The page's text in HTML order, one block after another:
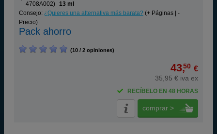
4708A002) 13 ml
Consejo: ¿Quieres una alternativa más barata? (+ Páginas | -
Precio)
Pack ahorro
(10 / 2 opiniones)
43,50 €
35,95 € iva ex
RECÍBELO EN 48 HORAS
comprar >